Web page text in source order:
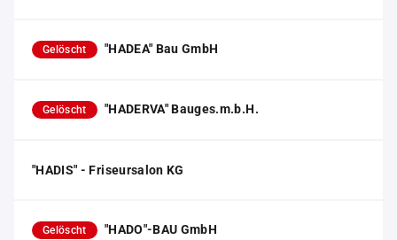
Gelöscht "HADEA" Bau GmbH
Gelöscht "HADERVA" Bauges.m.b.H.
"HADIS" - Friseursalon KG
Gelöscht "HADO"-BAU GmbH